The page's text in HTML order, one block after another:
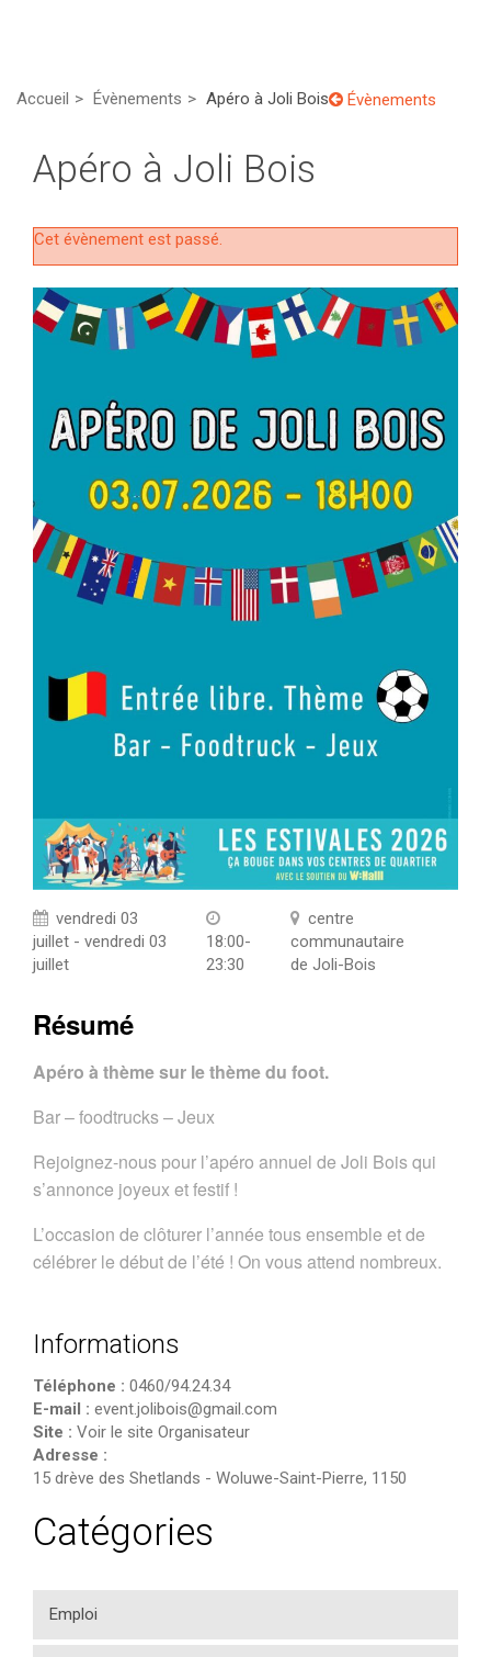
Accueil Évènements Apéro à Joli Bois Évènements
Apéro à Joli Bois
Cet évènement est passé.
vendredi 03
juillet - vendredi 03
juillet
18:00-
23:30
centre
communautaire
de Joli-Bois
Résumé
Apéro à thème sur le thème du foot.
Bar – foodtrucks – Jeux
Rejoignez-nous pour l’apéro annuel de Joli Bois qui
s’annonce joyeux et festif !
L’occasion de clôturer l’année tous ensemble et de
célébrer le début de l’été ! On vous attend nombreux.
Informations
Téléphone : 0460/94.24.34
E-mail : event.jolibois@gmail.com
Site : Voir le site Organisateur
Adresse :
15 drève des Shetlands - Woluwe-Saint-Pierre, 1150
Catégories
Emploi